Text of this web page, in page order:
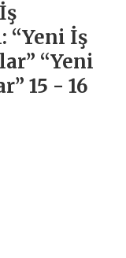
“Yeni İş
“Yeni
15 - 16